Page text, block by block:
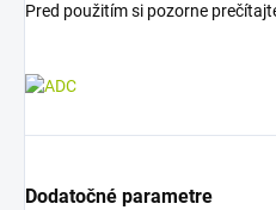
Pred použitím si pozorne
Dodatočné parametre